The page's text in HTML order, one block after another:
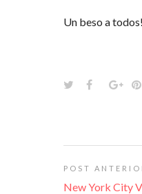
Un beso a
POST
New York City